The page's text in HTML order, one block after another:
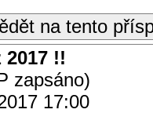
na tento
2017 !!
zapsáno)
17:00